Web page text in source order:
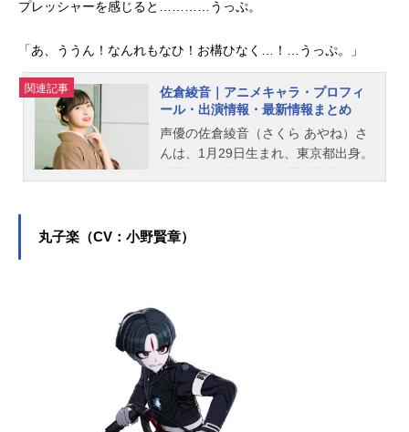
プレッシャーを感じると…………うっぷ。
「あ、ううん！なんれもなひ！お構ひなく…！…うっぷ。」
関連記事
佐倉綾音｜アニメキャラ・プロフィ
ール・出演情報・最新情報まとめ
声優の佐倉綾音（さくら あやね）さ
んは、1月29日生まれ、東京都出身。
ャラクターを多く演じています。こ
丸子楽（CV：小野賢章）